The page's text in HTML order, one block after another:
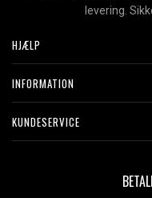
levering.
HJÆLP
INFORMATION
KUNDESERVICE